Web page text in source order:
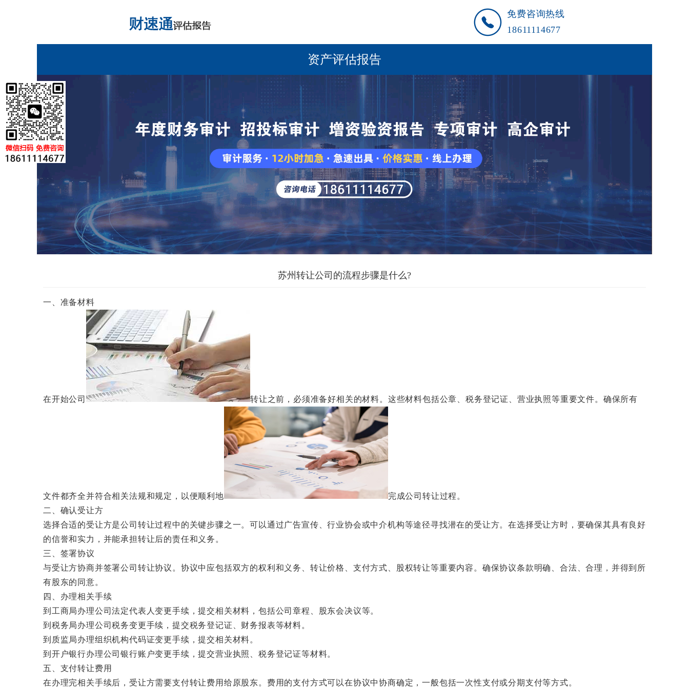
免费咨询热线
18611114677
资产评估报告
苏州转让公司的流程步骤是什么?
一、准备材料
在开始公司 转让之前，必须准备好相关的材料。这些材料包括公章、税务登记证、营业执照等重要文件。确保所有
文件都齐全并符合相关法规和规定，以便顺利地
完成公司转让过程。
二、确认受让方
选择合适的受让方是公司转让过程中的关键步骤之一。可以通过广告宣传、行业协会或中介机构等途径寻找潜在的受让方。在选择受让方时，要确保其具有良好
的信誉和实力，并能承担转让后的责任和义务。
三、签署协议
与受让方协商并签署公司转让协议。协议中应包括双方的权利和义务、转让价格、支付方式、股权转让等重要内容。确保协议条款明确、合法、合理，并得到所
有股东的同意。
四、办理相关手续
到工商局办理公司法定代表人变更手续，提交相关材料，包括公司章程、股东会决议等。
到税务局办理公司税务变更手续，提交税务登记证、财务报表等材料。
到质监局办理组织机构代码证变更手续，提交相关材料。
到开户银行办理公司银行账户变更手续，提交营业执照、税务登记证等材料。
五、支付转让费用
在办理完相关手续后，受让方需要支付转让费用给原股东。费用的支付方式可以在协议中协商确定，一般包括一次性支付或分期支付等方式。